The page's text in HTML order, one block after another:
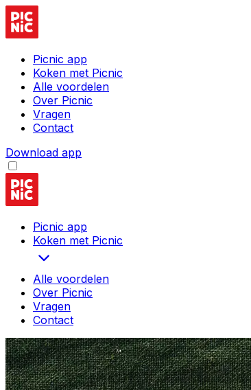
Picnic app
Koken met Picnic
Alle voordelen
Over Picnic
Vragen
Contact
Download app
Picnic app
Koken met Picnic
Alle voordelen
Over Picnic
Vragen
Contact